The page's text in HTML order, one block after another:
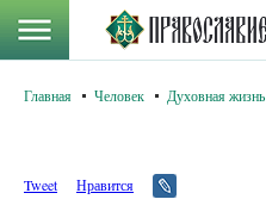
Главная Человек Духовная жизнь
Tweet Нравится